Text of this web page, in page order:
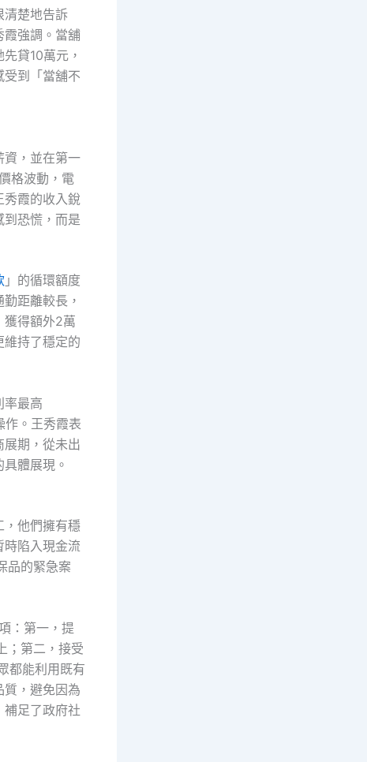
清楚地告訴
霞強調。當舖
貸10萬元，
到「當舖不
資，並在第一
格波動，電
霞的收入銳
恐慌，而是
」的循環額度
距離較長，
獲得額外2萬
持了穩定的
率最高
作。王秀霞表
期，從未出
體展現。
，他們擁有穩
陷入現金流
品的緊急案
：第一，提
；第二，接受
都能利用既有
，避免因為
足了政府社